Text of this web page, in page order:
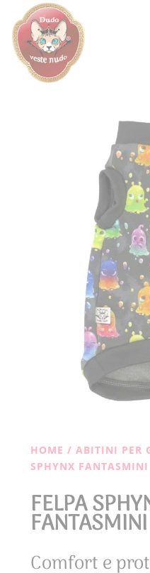
HOME /ABITINI PER
SPHYNX
FELPA
Comfort e